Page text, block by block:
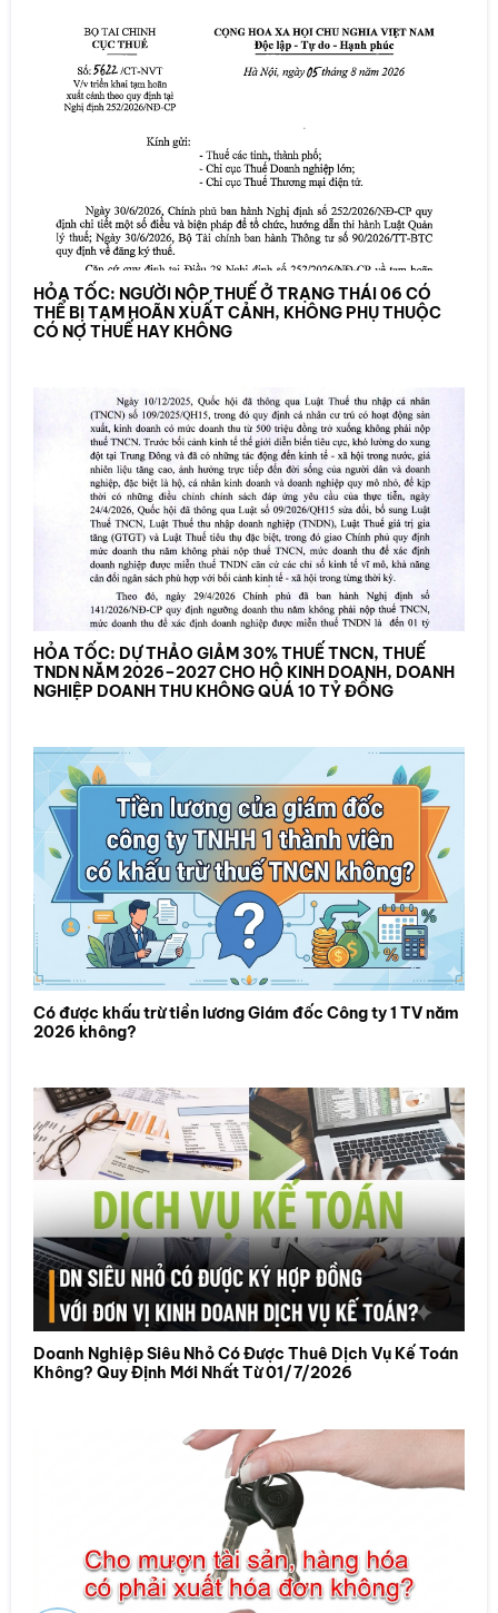
HỎA TỐC: NGƯỜI NỘP THUẾ Ở TRẠNG THÁI 06 CÓ
THỂ BỊ TẠM HOÃN XUẤT CẢNH, KHÔNG PHỤ THUỘC
CÓ NỢ THUẾ HAY KHÔNG
HỎA TỐC: DỰ THẢO GIẢM 30% THUẾ TNCN, THUẾ
TNDN NĂM 2026–2027 CHO HỘ KINH DOANH, DOANH
NGHIỆP DOANH THU KHÔNG QUÁ 10 TỶ ĐỒNG
Có được khấu trừ tiền lương Giám đốc Công ty 1 TV năm
2026 không?
Doanh Nghiệp Siêu Nhỏ Có Được Thuê Dịch Vụ Kế Toán
Không? Quy Định Mới Nhất Từ 01/7/2026